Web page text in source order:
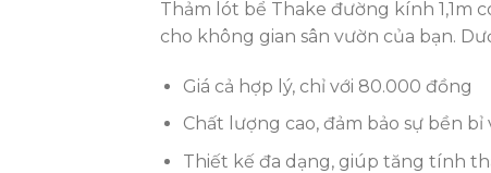
Thảm lót bể Thake đường kính 1,1m
cho không gian sân vườn của bạn.
Giá cả hợp lý, chỉ với 80.000 đồng
Chất lượng cao, đảm bảo sự bền
Thiết kế đa dạng, giúp tăng tính